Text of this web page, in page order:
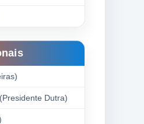
Dutra)